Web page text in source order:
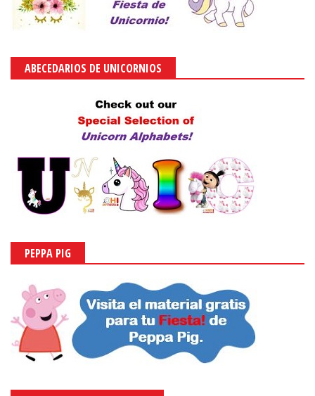
ABECEDARIOS DE UNICORNIOS
PEPPA PIG